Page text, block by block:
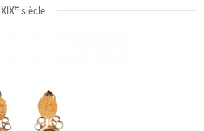
XIXe siècle